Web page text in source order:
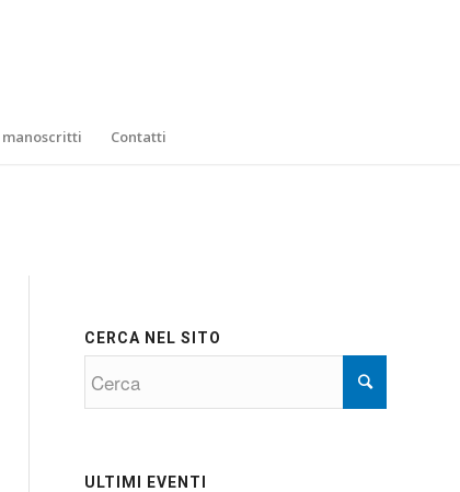
manoscritti Contatti
CERCA NEL SITO
ULTIMI EVENTI